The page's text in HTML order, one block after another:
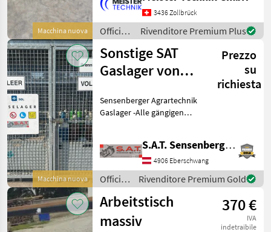
Macchina nuova
Standartmähmesser. Die
optimalen
Einstellmöglichkeiten
führen zu be
3436 Zollbrück
Officina
/
Sonstige
Rivenditore Premium Plus
Macchina nuova
Sonstige SAT
Gaslager von
Prezzo
su
richiesta
Sensenberger Agrartechnik
Gaslager -Alle gängigen
Miet-, Tauschflaschen -
Unser Sortiment: -
Sauerstoff in 10 Li
S.A.T. Sensenberger Agrar-Technik
4906 Eberschwang
Officina
/
Sonstige
Rivenditore Premium Gold
Arbeitstisch
massiv
370 €
IVA
indetraibile